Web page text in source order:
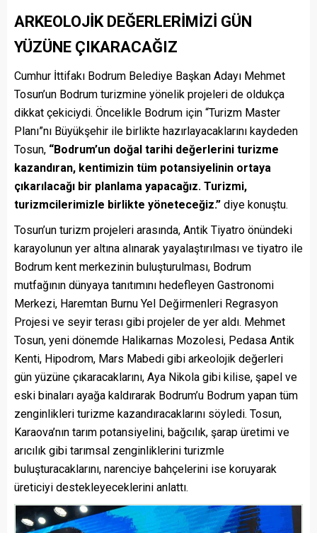
ARKEOLOJİK DEĞERLERİMİZİ GÜN
YÜZÜNE ÇIKARACAĞIZ
Cumhur İttifakı Bodrum Belediye Başkan Adayı Mehmet
Tosun’un Bodrum turizmine yönelik projeleri de oldukça
dikkat çekiciydi. Öncelikle Bodrum için “Turizm Master
Planı”nı Büyükşehir ile birlikte hazırlayacaklarını kaydeden
Tosun, “Bodrum’un doğal tarihi değerlerini turizme
kazandıran, kentimizin tüm potansiyelinin ortaya
çıkarılacağı bir planlama yapacağız. Turizmi,
turizmcilerimizle birlikte yöneteceğiz.” diye konuştu.
Tosun’un turizm projeleri arasında, Antik Tiyatro önündeki
karayolunun yer altına alınarak yayalaştırılması ve tiyatro ile
Bodrum kent merkezinin buluşturulması, Bodrum
mutfağının dünyaya tanıtımını hedefleyen Gastronomi
Merkezi, Haremtan Burnu Yel Değirmenleri Regrasyon
Projesi ve seyir terası gibi projeler de yer aldı. Mehmet
Tosun, yeni dönemde Halikarnas Mozolesi, Pedasa Antik
Kenti, Hipodrom, Mars Mabedi gibi arkeolojik değerleri
gün yüzüne çıkaracaklarını, Aya Nikola gibi kilise, şapel ve
eski binaları ayağa kaldırarak Bodrum’u Bodrum yapan tüm
zenginlikleri turizme kazandıracaklarını söyledi. Tosun,
Karaova’nın tarım potansiyelini, bağcılık, şarap üretimi ve
arıcılık gibi tarımsal zenginliklerini turizmle
buluşturacaklarını, narenciye bahçelerini ise koruyarak
üreticiyi destekleyeceklerini anlattı.